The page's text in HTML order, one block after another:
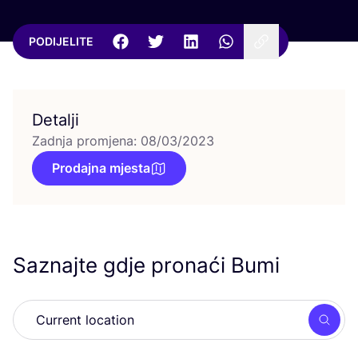
PODIJELITE
Detalji
Zadnja promjena: 08/03/2023
Prodajna mjesta
Saznajte gdje pronaći Bumi